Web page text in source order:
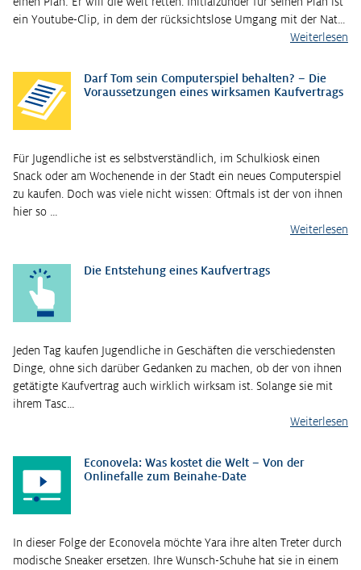
ein Youtube-Clip, in dem der rücksichtslose Umgang mit der Nat…
Weiterlesen
Darf Tom sein Computerspiel behalten? – Die
Voraussetzungen eines wirksamen Kaufvertrags
Für Jugendliche ist es selbstverständlich, im Schulkiosk einen
Snack oder am Wochen­ende in der Stadt ein neues Computerspiel
zu kaufen. Doch was viele nicht wissen: Oftmals ist der von ihnen
hier so …
Weiterlesen
Die Entstehung eines Kaufvertrags
Jeden Tag kaufen Jugendliche in Geschäften die verschiedensten
Dinge, ohne sich darüber Gedanken zu machen, ob der von ihnen
getätigte Kaufvertrag auch wirklich wirksam ist. Solange sie mit
ihrem Tasc…
Weiterlesen
Econovela: Was kostet die Welt – Von der
Onlinefalle zum Beinahe-Date
In dieser Folge der Econovela möchte Yara ihre alten Treter durch
modische Sneaker ersetzen. Ihre Wunsch-Schuhe hat sie in einem